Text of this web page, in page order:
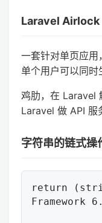
Laravel Airlock
一套针对单页应用
单个用户可以同时
鸡肋，在 Laravel
Laravel 做 API 服
字符串的链式操
return
Framework